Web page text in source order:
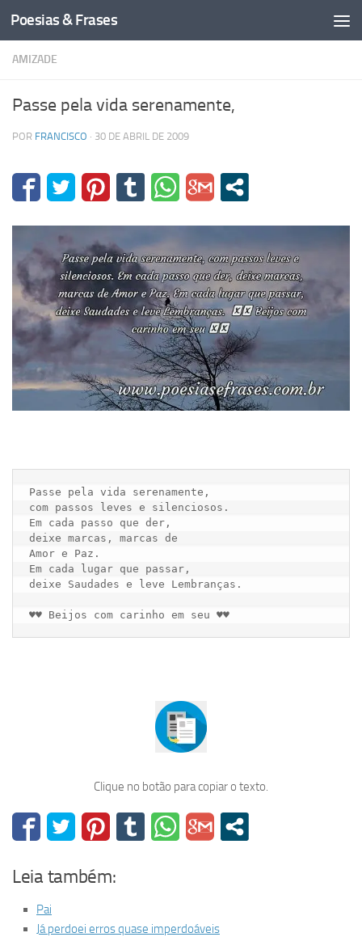
Skip to content
Poesias & Frases
AMIZADE
Passe pela vida serenamente,
POR FRANCISCO · 30 DE ABRIL DE 2009
Passe pela vida serenamente,
com passos leves e silenciosos.
Em cada passo que der,
deixe marcas, marcas de
Amor e Paz.
Em cada lugar que passar,
deixe Saudades e leve Lembranças.
♥♥ Beijos com carinho em seu ♥♥
Clique no botão para copiar o texto.
Leia também:
Pai
Já perdoei erros quase imperdoáveis